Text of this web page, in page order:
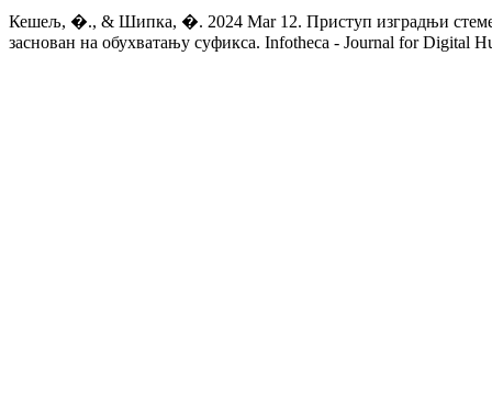
Кешељ, �., & Шипка, �. 2024 Mar 12. Приступ изградњи
заснован на обухватању суфикса. Infotheca - Journal for Digital